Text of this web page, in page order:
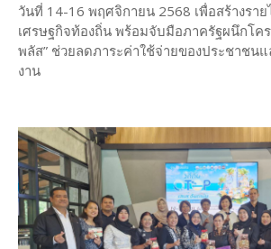
วันที่ 14-16 พฤศจิกายน 2568 เพื่อสร้างรา
เศรษฐกิจท้องถิ่น พร้อมจับมือภาครัฐผนึกโคร
พลัส” ช่วยลดภาระค่าใช้จ่ายของประชาชน
งาน